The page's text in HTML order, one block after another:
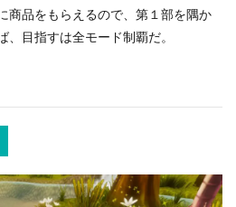
商品をもらえるので、第１部を隅か
目指すは全モード制覇だ。